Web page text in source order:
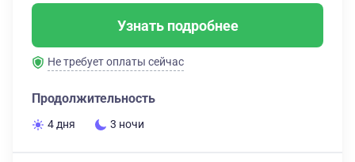
Узнать подробнее
Не требует оплаты сейчас
Продолжительность
4 дня 3 ночи